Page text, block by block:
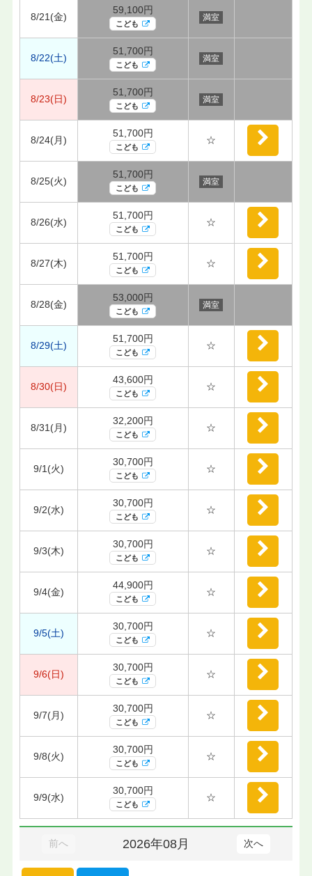
8/21(金)
59,100円
こども
満室
8/22(土)
51,700円
こども
満室
8/23(日)
51,700円
こども
満室
8/24(月)
51,700円
こども
☆
8/25(火)
51,700円
こども
満室
8/26(水)
51,700円
こども
☆
8/27(木)
51,700円
こども
☆
8/28(金)
53,000円
こども
満室
8/29(土)
51,700円
こども
☆
8/30(日)
43,600円
こども
☆
8/31(月)
32,200円
こども
☆
9/1(火)
30,700円
こども
☆
9/2(水)
30,700円
こども
☆
9/3(木)
30,700円
こども
☆
9/4(金)
44,900円
こども
☆
9/5(土)
30,700円
こども
☆
9/6(日)
30,700円
こども
☆
9/7(月)
30,700円
こども
☆
9/8(火)
30,700円
こども
☆
9/9(水)
30,700円
こども
☆
前へ 2026年08月 次へ